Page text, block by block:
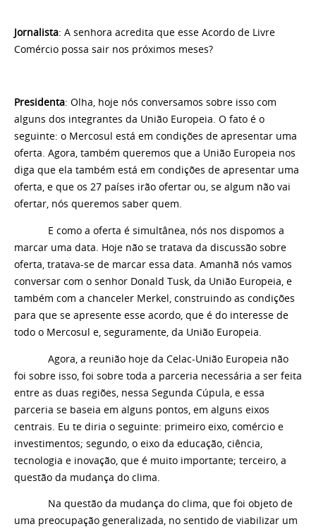
Jornalista: A senhora acredita que esse Acordo de Livre
Comércio possa sair nos próximos meses?
Presidenta: Olha, hoje nós conversamos sobre isso com
alguns dos integrantes da União Europeia. O fato é o
seguinte: o Mercosul está em condições de apresentar uma
oferta. Agora, também queremos que a União Europeia nos
diga que ela também está em condições de apresentar uma
oferta, e que os 27 países irão ofertar ou, se algum não vai
ofertar, nós queremos saber quem.
E como a oferta é simultânea, nós nos dispomos a
marcar uma data. Hoje não se tratava da discussão sobre
oferta, tratava-se de marcar essa data. Amanhã nós vamos
conversar com o senhor Donald Tusk, da União Europeia, e
também com a chanceler Merkel, construindo as condições
para que se apresente esse acordo, que é do interesse de
todo o Mercosul e, seguramente, da União Europeia.
Agora, a reunião hoje da Celac-União Europeia não
foi sobre isso, foi sobre toda a parceria necessária a ser feita
entre as duas regiões, nessa Segunda Cúpula, e essa
parceria se baseia em alguns pontos, em alguns eixos
centrais. Eu te diria o seguinte: primeiro eixo, comércio e
investimentos; segundo, o eixo da educação, ciência,
tecnologia e inovação, que é muito importante; terceiro, a
questão da mudança do clima.
Na questão da mudança do clima, que foi objeto de
uma preocupação generalizada, no sentido de viabilizar um